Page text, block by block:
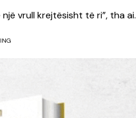
vrull krejtësisht të ri”, tha ai.